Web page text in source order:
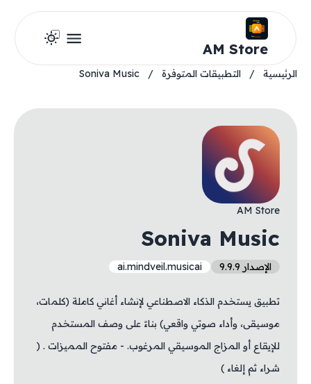
AM Store
الرئيسية / التطبيقات المتوفرة /
Soniva Music
AM Store
Soniva Music
الإصدار 9.9.9 ai.mindveil.musicai
تطبيق يستخدم الذكاء الاصطناعي لإنشاء أغاني كاملة (كلمات،
موسيقى، وأداء صوتي واقعي) بناءً على وصف المستخدم
للإيقاع أو المزاج الموسيقي المرغوب. - مفتوح المميزات . (
شراء ثم إلغاء )